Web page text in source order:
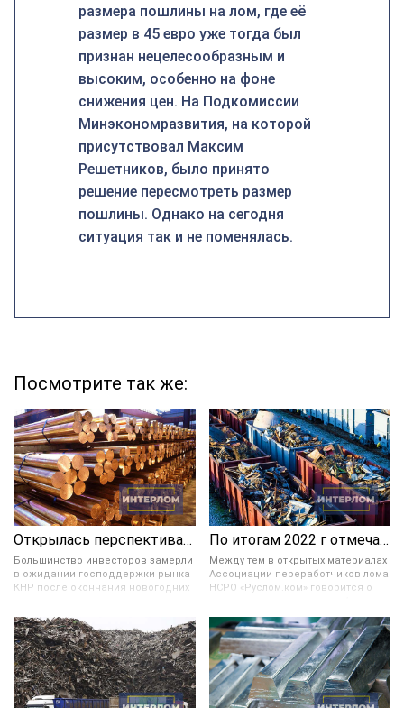
размера пошлины на лом, где её
размер в 45 евро уже тогда был
признан нецелесообразным и
высоким, особенно на фоне
снижения цен. На Подкомиссии
Минэкономразвития, на которой
присутствовал Максим
Решетников, было принято
решение пересмотреть размер
пошлины. Однако на сегодня
ситуация так и не поменялась.
Посмотрите так же:
Открылась перспектива укрепления цветных металлов в цене
Большинство инвесторов замерли
в ожидании господдержки рынка
КНР после окончания новогодних
мартовских плановых заседаний
руководства Поднебесной. Они
также предрекают увеличение
стоимости цвет. металлов в
случае, если укрепление доллара,
а также логистические и
производственные трудности в
По итогам 2022 г отмечается значительное снижение ломозаготовки в России
Между тем в открытых материалах
Ассоциации переработчиков лома
НСРО «Руслом.ком» говорится о
экспорта ломозаготовки в 2030
году. Согласно прогнозируемому
сценарию с 2023 по 2030 год в РФ
можно будет наблюдать
тенденцию увеличения экспорта
лома. И в 2030 году он может
составить 4,3 млн тонн.